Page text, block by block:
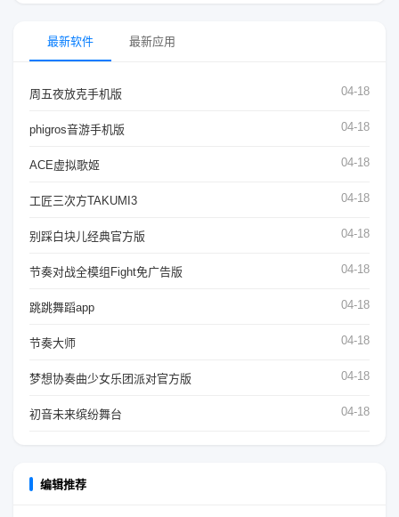
最新软件 最新应用
周五夜放克手机版 04-18
phigros音游手机版 04-18
ACE虚拟歌姬 04-18
工匠三次方TAKUMI3 04-18
别踩白块儿经典官方版 04-18
节奏对战全模组Fight免广告版 04-18
跳跳舞蹈app 04-18
节奏大师 04-18
梦想协奏曲少女乐团派对官方版 04-18
初音未来缤纷舞台 04-18
编辑推荐